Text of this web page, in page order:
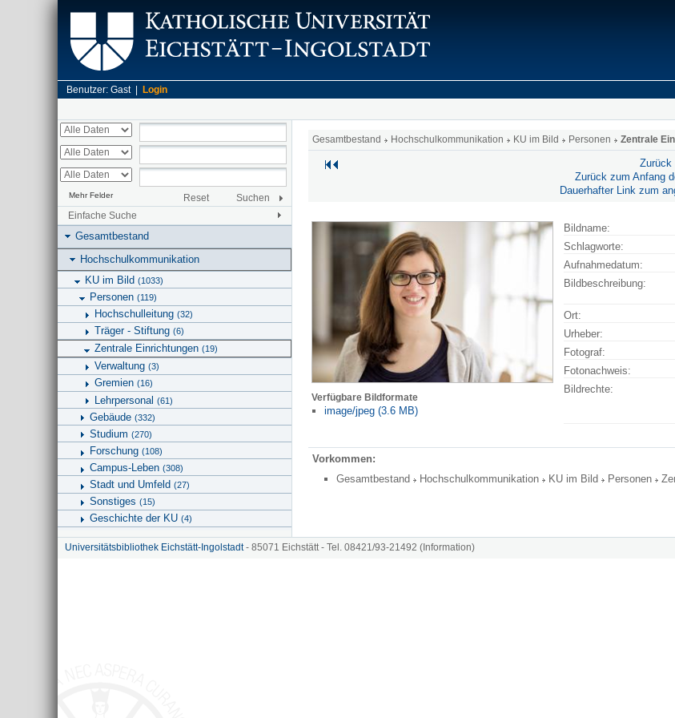
Benutzer: Gast | Login
Mehr Felder Reset
Suchen
Einfache Suche
Gesamtbestand
Hochschulkommunikation
KU im Bild (1033)
Personen (119)
Hochschulleitung (32)
Träger - Stiftung (6)
Zentrale Einrichtungen (19)
Verwaltung (3)
Gremien (16)
Lehrpersonal (61)
Gebäude (332)
Studium (270)
Forschung (108)
Campus-Leben (308)
Stadt und Umfeld (27)
Sonstiges (15)
Geschichte der KU (4)
Flucht und Migration(20)
Bilder zu Pressemitteilungen(565)
Gesamtbestand Hochschulkommunikation KU im Bild Personen Zentrale
Zurück
Zurück zum Anfang
Dauerhafter Link zum
Verfügbare Bildformate
image/jpeg (3.6 MB)
Bildname:
Schlagworte:
Aufnahmedatum:
Bildbeschreibung:
Ort:
Urheber:
Fotograf:
Fotonachweis:
Bildrechte:
Vorkommen:
Gesamtbestand
Hochschulkommunikation KU im Bild Personen
Universitätsbibliothek Eichstätt-Ingolstadt- 85071 Eichstätt - Tel. 08421/93-21492 (Information)